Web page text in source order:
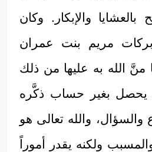
بالعشايا والإبكار. وكان
مريم بنت عمران
منَّ الله به عليها من ذلك
يحصل بغير حساب ذكَّره
والله تعالى هو
ولكنه يقدر أموراً